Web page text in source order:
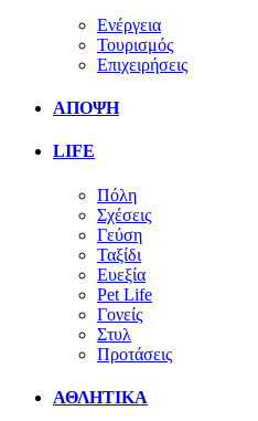
Ενέργεια
Τουρισμός
Επιχειρήσεις
ΑΠΟΨΗ
LIFE
Πόλη
Σχέσεις
Γεύση
Ταξίδι
Ευεξία
Pet Life
Γονείς
Στυλ
Προτάσεις
ΑΘΛΗΤΙΚΑ